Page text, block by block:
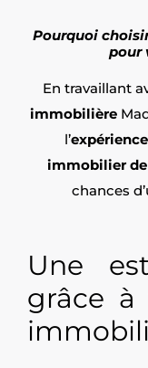
Pourquoi
pour
En travaillant
immobilière
l’expérience
immobilier
chances
Une
grâce à